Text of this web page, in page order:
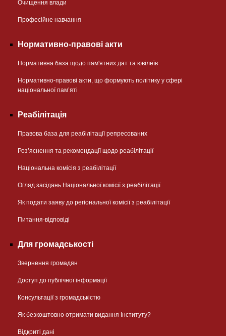
Очищення влади
Професійне навчання
Нормативно-правові акти
Нормативна база щодо пам'ятних дат та ювілеїв
Нормативно-правові акти, що формують політику у сфері
національної памʼяті
Реабілітація
Правова база для реабілітації репресованих
Розʼяснення та рекомендації щодо реабілітації
Національна комісія з реабілітації
Огляд засідань Національної комісії з реабілітації
Як подати заяву до регіональної комісії з реабілітації
Питання-відповіді
Для громадськості
Звернення громадян
Доступ до публічної інформації
Консультації з громадськістю
Як безкоштовно отримати видання Інституту?
Відкриті дані